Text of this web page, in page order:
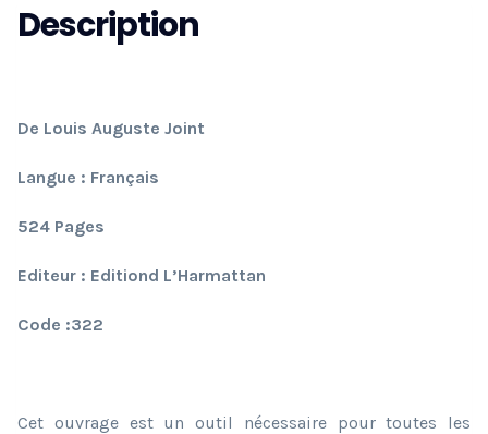
Description
De Louis Auguste Joint
Langue : Français
524 Pages
Editeur : Editiond L’Harmattan
Code :322
Cet ouvrage est un outil nécessaire pour toutes les